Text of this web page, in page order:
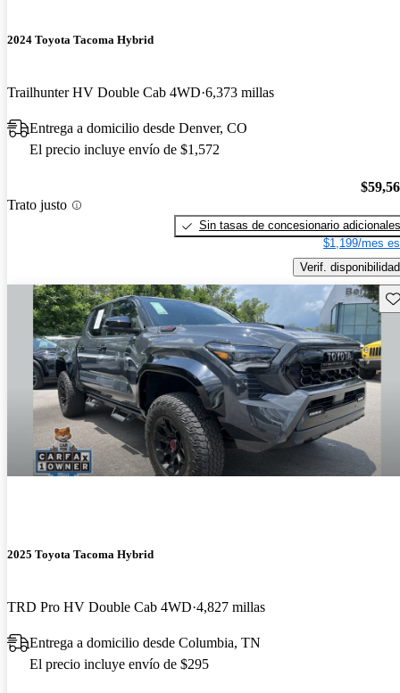
2024 Toyota Tacoma Hybrid
Trailhunter HV Double Cab 4WD 6,373 millas
Entrega a domicilio desde Denver, CO
El precio incluye envío de $1,572
Trato justo
Sin tasas de concesionario adicionales
$1,199/mes
Verif. disponibilidad
2025 Toyota Tacoma Hybrid
TRD Pro HV Double Cab 4WD 4,827 millas
Entrega a domicilio desde Columbia, TN
El precio incluye envío de $295